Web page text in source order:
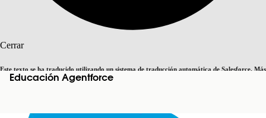
Cerrar
Este texto se ha traducido utilizando un sistema de traducción automática de Salesforce. Más
informaciónaquí. Cambiar a inglés
Educación Agentforce